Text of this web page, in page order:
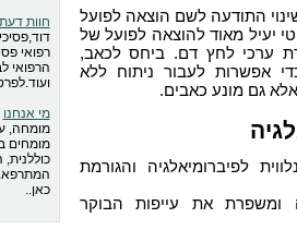
התודעה לשם הוצאה לפועל
יעיל מאוד להוצאה לפועל של
ערכי לחץ דם. ביחס לכאב,
אפשרות לעבור ניתוח ללא
גם מונע כאבים.
לפיברומיאלגיה והגורמת
ומשפרת את עייפות הבוקר
חוות דעת
רפואי
הרפואי
מי אנחנו
מומחה,
מומחים
כוללנית,
כאן..